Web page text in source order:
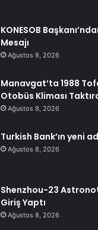
KONESOB
Mesajı
Ağustos 8, 2026
Manavgat’ta 1988
Otobüs Kliması
Ağustos 8, 2026
Turkish Bank’ın yeni
Ağustos 8, 2026
Shenzhou-23
Giriş Yaptı
Ağustos 8, 2026